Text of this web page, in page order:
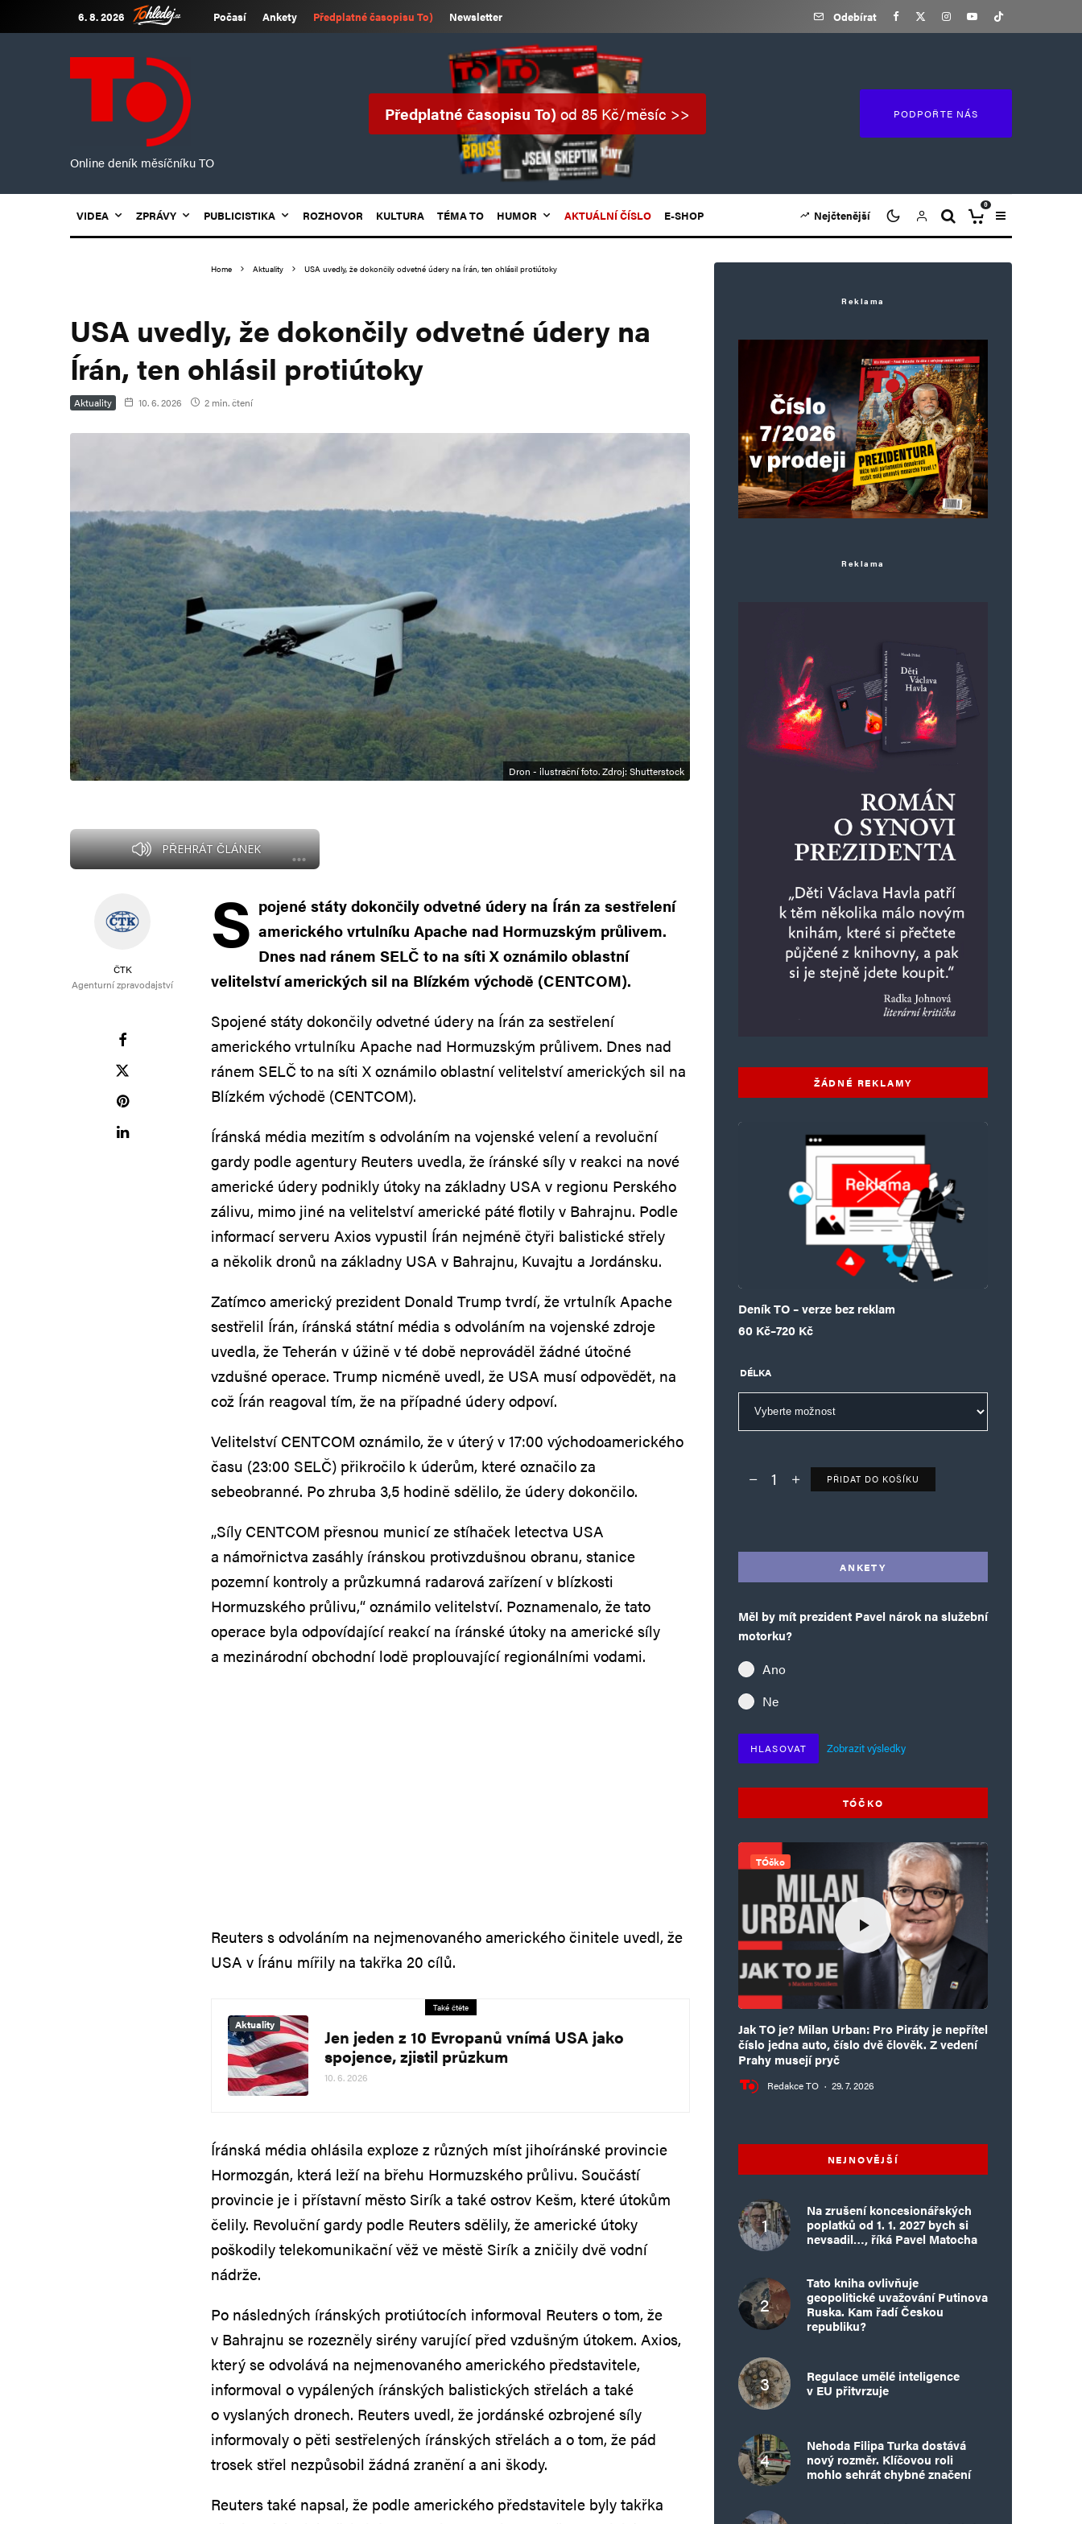
6. 8. 2026 Počasí Ankety Předplatné časopisu To) Newsletter Odebírat
Online deník měsíčníku TO
Předplatné časopisu To)od 85 Kč/měsíc >> PODPOŘTE NÁS
VIDEA ZPRÁVY PUBLICISTIKA ROZHOVOR KULTURA TÉMA TO HUMOR AKTUÁLNÍ ČÍSLO E-SHOP Nejčtenější
0
Home Aktuality USA uvedly, že dokončily odvetné údery na Írán, ten ohlásil protiútoky
USA uvedly, že dokončily odvetné údery na
Írán, ten ohlásil protiútoky
Aktuality 10. 6. 2026 2 min. čtení
Dron - ilustrační foto. Zdroj: Shutterstock
PŘEHRÁT ČLÁNEK
ČTK
Agenturní zpravodajství
S pojené státy dokončily odvetné údery na Írán za sestřelení
amerického vrtulníku Apache nad Hormuzským průlivem.
Dnes nad ránem SELČ to na síti X oznámilo oblastní
velitelství amerických sil na Blízkém východě (CENTCOM).
Spojené státy dokončily odvetné údery na Írán za sestřelení
amerického vrtulníku Apache nad Hormuzským průlivem. Dnes nad
ránem SELČ to na síti X oznámilo oblastní velitelství amerických sil na
Blízkém východě (CENTCOM).
Íránská média mezitím s odvoláním na vojenské velení a revoluční
gardy podle agentury Reuters uvedla, že íránské síly v reakci na nové
americké údery podnikly útoky na základny USA v regionu Perského
zálivu, mimo jiné na velitelství americké páté flotily v Bahrajnu. Podle
informací serveru Axios vypustil Írán nejméně čtyři balistické střely
a několik dronů na základny USA v Bahrajnu, Kuvajtu a Jordánsku.
Zatímco americký prezident Donald Trump tvrdí, že vrtulník Apache
sestřelil Írán, íránská státní média s odvoláním na vojenské zdroje
uvedla, že Teherán v úžině v té době neprováděl žádné útočné
vzdušné operace. Trump nicméně uvedl, že USA musí odpovědět, na
což Írán reagoval tím, že na případné údery odpoví.
Velitelství CENTCOM oznámilo, že v úterý v 17:00 východoamerického
času (23:00 SELČ) přikročilo k úderům, které označilo za
sebeobranné. Po zhruba 3,5 hodině sdělilo, že údery dokončilo.
„Síly CENTCOM přesnou municí ze stíhaček letectva USA
a námořnictva zasáhly íránskou protivzdušnou obranu, stanice
pozemní kontroly a průzkumná radarová zařízení v blízkosti
Hormuzského průlivu,“ oznámilo velitelství. Poznamenalo, že tato
operace byla odpovídající reakcí na íránské útoky na americké síly
a mezinárodní obchodní lodě proplouvající regionálními vodami.
Reuters s odvoláním na nejmenovaného amerického činitele uvedl, že
USA v Íránu mířily na takřka 20 cílů.
Také čtěte
Aktuality
Jen jeden z 10 Evropanů vnímá USA jako
spojence, zjistil průzkum
10. 6. 2026
Íránská média ohlásila exploze z různých míst jihoíránské provincie
Hormozgán, která leží na břehu Hormuzského průlivu. Součástí
provincie je i přístavní město Sirík a také ostrov Kešm, které útokům
čelily. Revoluční gardy podle Reuters sdělily, že americké útoky
poškodily telekomunikační věž ve městě Sirík a zničily dvě vodní
nádrže.
Po následných íránských protiútocích informoval Reuters o tom, že
v Bahrajnu se rozezněly sirény varující před vzdušným útokem. Axios,
který se odvolává na nejmenovaného amerického představitele,
informoval o vypálených íránských balistických střelách a také
o vyslaných dronech. Reuters uvedl, že jordánské ozbrojené síly
informovaly o pěti sestřelených íránských střelách a o tom, že pád
trosek střel nezpůsobil žádná zranění a ani škody.
Reuters také napsal, že podle amerického představitele byly takřka
Reklama
Reklama
ŽÁDNÉ REKLAMY
Deník TO – verze bez reklam
60 Kč–720 Kč
Rozpětí cen: 60 Kč až 720 Kč
DÉLKA
Deník TO – verze bez reklam množství
PŘIDAT DO KOŠÍKU
ANKETY
Měl by mít prezident Pavel nárok na služební
motorku?
Ano
Ne
HLASOVAT Zobrazit výsledky
TÓČKO
TÓčko
Jak TO je? Milan Urban: Pro Piráty je nepřítel
číslo jedna auto, číslo dvě člověk. Z vedení
Prahy musejí pryč
Redakce TO · 29. 7. 2026
NEJNOVĚJŠÍ
Na zrušení koncesionářských
poplatků od 1. 1. 2027 bych si
nevsadil…, říká Pavel Matocha
Tato kniha ovlivňuje
geopolitické uvažování Putinova
Ruska. Kam řadí Českou
republiku?
Regulace umělé inteligence
v EU přitvrzuje
Nehoda Filipa Turka dostává
nový rozměr. Klíčovou roli
mohlo sehrát chybné značení